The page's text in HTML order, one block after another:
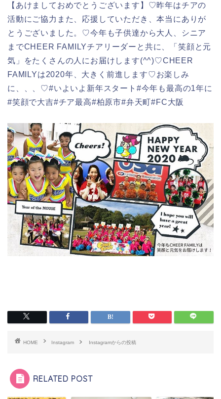
【あけましておめでとうございます】♡昨年はチアの
活動にご協力また、応援していただき、本当にありが
とうございました。♡今年も子供達から大人、シニア
までCHEER FAMILYチアリーダーと共に、「笑顔と元
気」をたくさんの人にお届けします(^^)♡CHEER
FAMILYは2020年、大きく前進します️♡お楽しみ
に、、、️♡#いよいよ新年スタート#今年も最高の1年に
#笑顔で大吉#チア最高#柏原市#弁天町#FC大阪
HOME Instagram Instagramからの投稿
RELATED POST